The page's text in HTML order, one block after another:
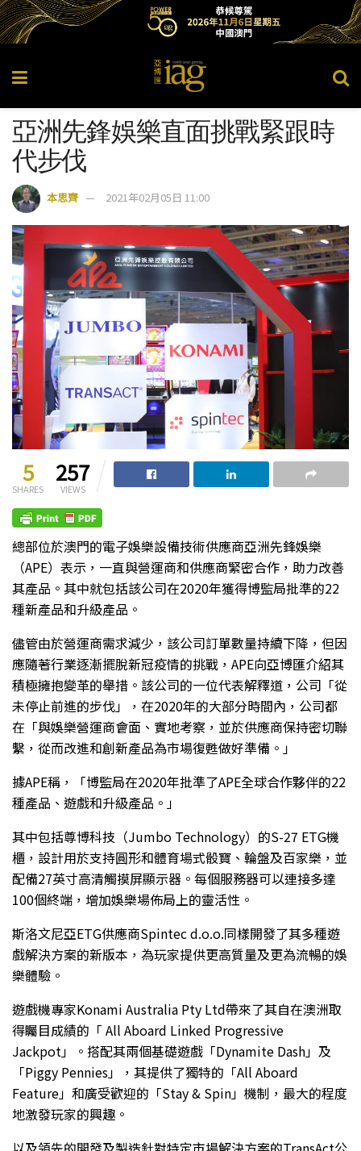
亞洲先鋒娛樂直面挑戰緊跟時
代步伐
本思齊 2021年02月05日 11:00
5
SHARES
257
VIEWS
總部位於澳門的電子娛樂設備技術供應商亞洲先鋒娛樂
（APE）表示，一直與營運商和供應商緊密合作，助力改善
其產品。其中就包括該公司在2020年獲得博監局批準的22
種新產品和升級產品。
儘管由於營運商需求減少，該公司訂單數量持續下降，但因
應隨著行業逐漸擺脫新冠疫情的挑戰，APE向亞博匯介紹其
積極擁抱變革的舉措。該公司的一位代表解釋道，公司「從
未停止前進的步伐」，在2020年的大部分時間內，公司都
在「與娛樂營運商會面、實地考察，並於供應商保持密切聯
繫，從而改進和創新產品為市場復甦做好準備。」
據APE稱，「博監局在2020年批準了APE全球合作夥伴的22
種產品、遊戲和升級產品。」
其中包括尊博科技（Jumbo Technology）的S-27 ETG機
櫃，設計用於支持圓形和體育場式骰寶、輪盤及百家樂，並
配備27英寸高清觸摸屏顯示器。每個服務器可以連接多達
100個終端，增加娛樂場佈局上的靈活性。
斯洛文尼亞ETG供應商Spintec d.o.o.同樣開發了其多種遊
戲解決方案的新版本，為玩家提供更高質量及更為流暢的娛
樂體驗。
遊戲機專家Konami Australia Pty Ltd帶來了其自在澳洲取
得矚目成績的「 All Aboard Linked Progressive
Jackpot」。搭配其兩個基礎遊戲「Dynamite Dash」及
「Piggy Pennies」，其提供了獨特的「All Aboard
Feature」和廣受歡迎的「Stay & Spin」機制，最大的程度
地激發玩家的興趣。